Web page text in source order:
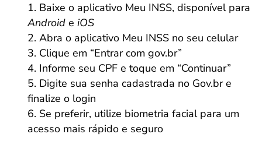
Baixe o aplicativo Meu INSS, disponível para
Android e iOS
Abra o aplicativo Meu INSS no seu celular
Clique em “Entrar com gov.br”
Informe seu CPF e toque em “Continuar”
Digite sua senha cadastrada no Gov.br e
finalize o login
Se preferir, utilize biometria facial para um
acesso mais rápido e seguro